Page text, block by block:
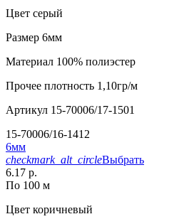
Цвет серый
Размер 6мм
Материал 100% полиэстер
Прочее плотность 1,10гр/м
Артикул 15-70006/17-1501
15-70006/16-1412
6мм
checkmark_alt_circleВыбрать
6.17 р.
По 100 м
Цвет коричневый